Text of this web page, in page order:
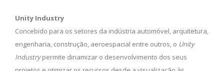
Unity Industry
Concebido para os setores da indústria automóvel, arquitetura,
engenharia, construção, aeroespacial entre outros, o Unity
Industrypermite dinamizar o desenvolvimento dos seus